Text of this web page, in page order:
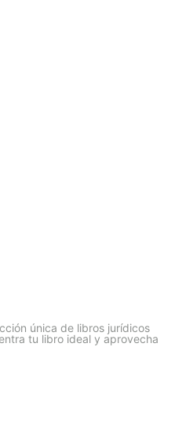
única de libros jurídicos
tu libro ideal y aprovecha